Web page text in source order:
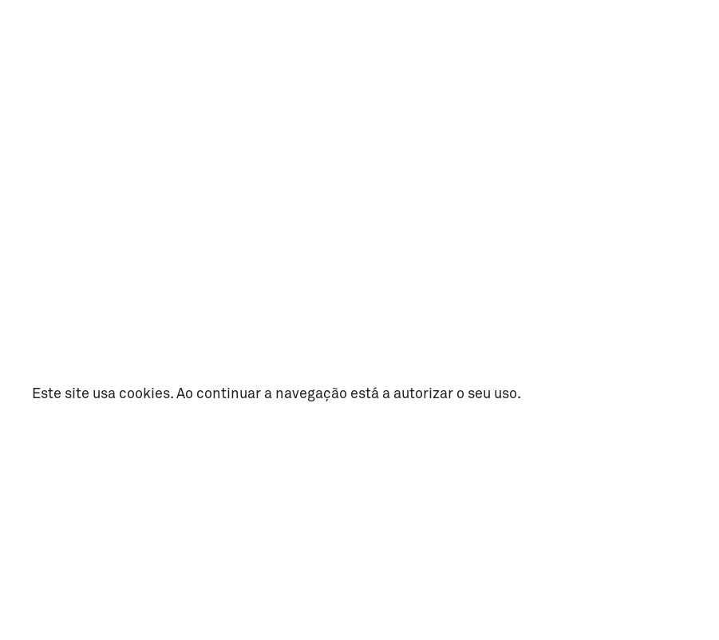
Este site usa cookies. Ao continuar a navegação está a autorizar o seu uso.